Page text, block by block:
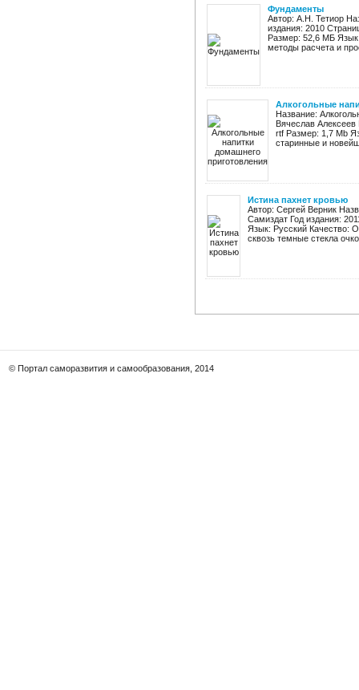
Фундаменты
Автор: А.Н. Тетиор
издания: 2010
Размер: 52,6 МБ
методы расчета и
Алкогольные
Название:
Вячеслав
rtf Размер: 1,7 Mb
старинные и
Истина пахнет кровью
Автор: Сергей Верник
Самиздат Год издания:
Язык: Русский Качество:
сквозь темные стекла
© Портал саморазвития и самообразования, 2014